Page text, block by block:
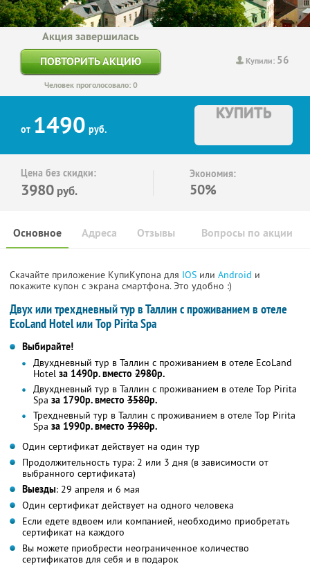
Купили: 56
Акция завершилась
ПОВТОРИТЬ АКЦИЮ
Человек проголосовало: 0
от 1490 руб.
КУПИТЬ
Цена без скидки:
3980 руб.
Экономия:
50%
Основное Отзывы Вопросы по акции
Адреса
Скачайте приложение КупиКупона для IOS или Android и
покажите купон с экрана смартфона. Это удобно :)
Двух или трехдневный тур в Таллин с проживанием в отеле
EcoLand Hotel или Top Pirita Spa
Выбирайте!
Двухдневный тур в Таллин с проживанием в отеле EcoLand
Hotel за 1490р. вместо 2980р.
Двухдневный тур в Таллин с проживанием в отеле Top Pirita
Spa за 1790р. вместо 3580р.
Трехдневный тур в Таллин с проживанием в отеле Top Pirita
Spa за 1990р. вместо 3980р.
Один сертификат действует на один тур
Продолжительность тура: 2 или 3 дня (в зависимости от
выбранного сертификата)
Выезды: 29 апреля и 6 мая
Один сертификат действует на одного человека
Если едете вдвоем или компанией, необходимо приобретать
сертификат на каждого
Вы можете приобрести неограниченное количество
сертификатов для себя и в подарок